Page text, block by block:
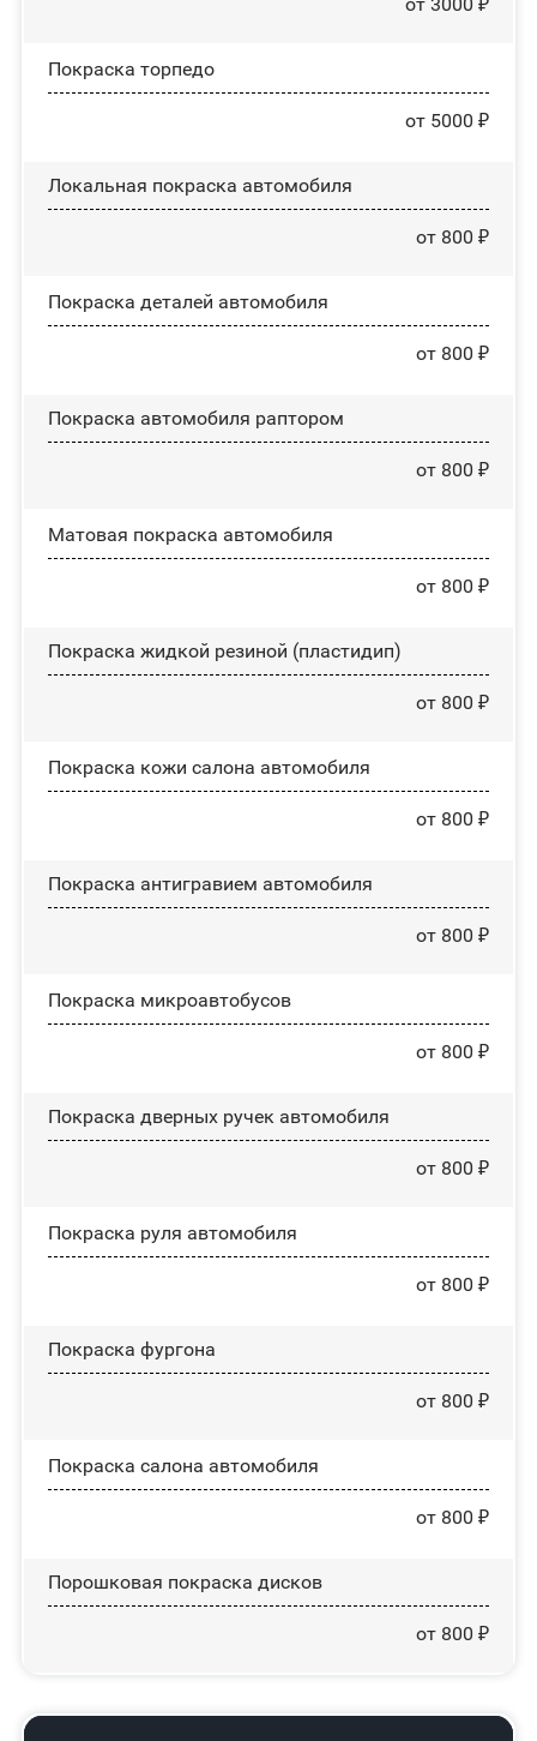
Покраска торпедо
от 5000 ₽
Локальная покраска автомобиля
от 800 ₽
Покраска деталей автомобиля
от 800 ₽
Покраска автомобиля раптором
от 800 ₽
Матовая покраска автомобиля
от 800 ₽
Покраска жидкой резиной (пластидип)
от 800 ₽
Покраска кожи салона автомобиля
от 800 ₽
Покраска антигравием автомобиля
от 800 ₽
Покраска микроавтобусов
от 800 ₽
Покраска дверных ручек автомобиля
от 800 ₽
Покраска руля автомобиля
от 800 ₽
Покраска фургона
от 800 ₽
Покраска салона автомобиля
от 800 ₽
Порошковая покраска дисков
от 800 ₽